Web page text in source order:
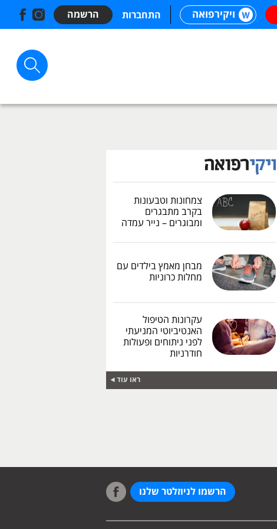
ויקירפואה התחברות הרשמה
צמחונות וטבעונות
בקרב מתבגרים
ומבוגרים – נייר עמדה
מבחן מאמץ בילדים עם
מחלות כרוניות
עקרונות הטיפול
האנטיביוטי המניעתי
לפני ניתוחים ופעולות
חודרניות
ראו עוד
הרשמו לניוזלטר שלנו